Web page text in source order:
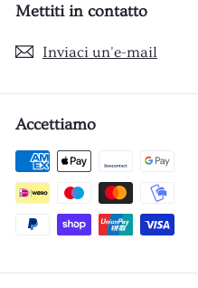
Mettiti in contatto
Inviaci un'e-mail
Accettiamo